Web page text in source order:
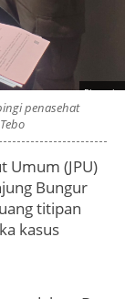
Photo by
penasehat
Umum (JPU)
Bungur
titipan
kasus